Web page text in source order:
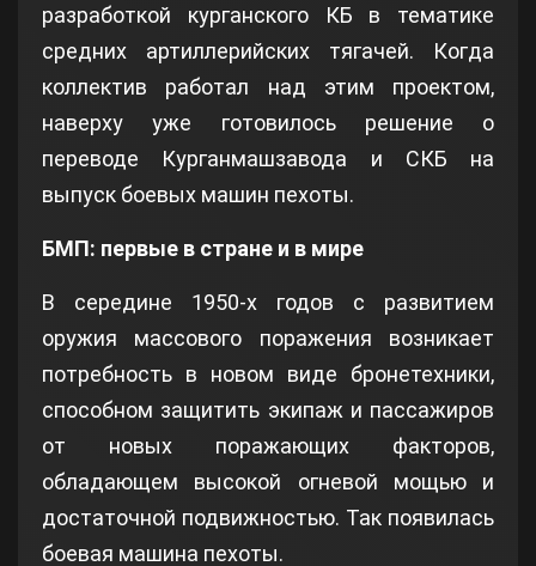
разработкой курганского КБ в тематике
средних артиллерийских тягачей. Когда
коллектив работал над этим проектом,
наверху уже готовилось решение о
переводе Курганмашзавода и СКБ на
выпуск боевых машин пехоты.
БМП: первые в стране и в мире
В середине 1950-х годов с развитием
оружия массового поражения возникает
потребность в новом виде бронетехники,
способном защитить экипаж и пассажиров
от новых поражающих факторов,
обладающем высокой огневой мощью и
достаточной подвижностью. Так появилась
боевая машина пехоты.